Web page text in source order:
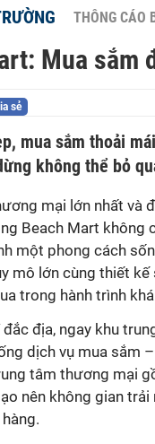
THÔNG CÁO
Mua sắm
sẻ
mua sắm thoải
không thể bỏ
mại lớn nhất và
Beach Mart không
một phong cách
mô lớn cùng thiết
trong hành trình
địa, ngay khu
dịch vụ mua sắm
tâm thương mại
nên không gian